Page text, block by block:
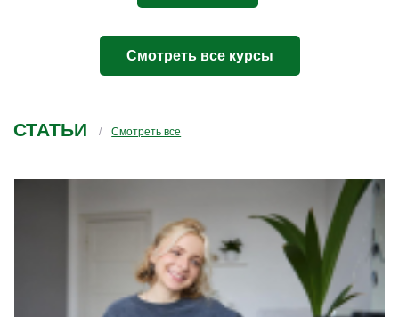
Смотреть все курсы
СТАТЬИ Смотреть все